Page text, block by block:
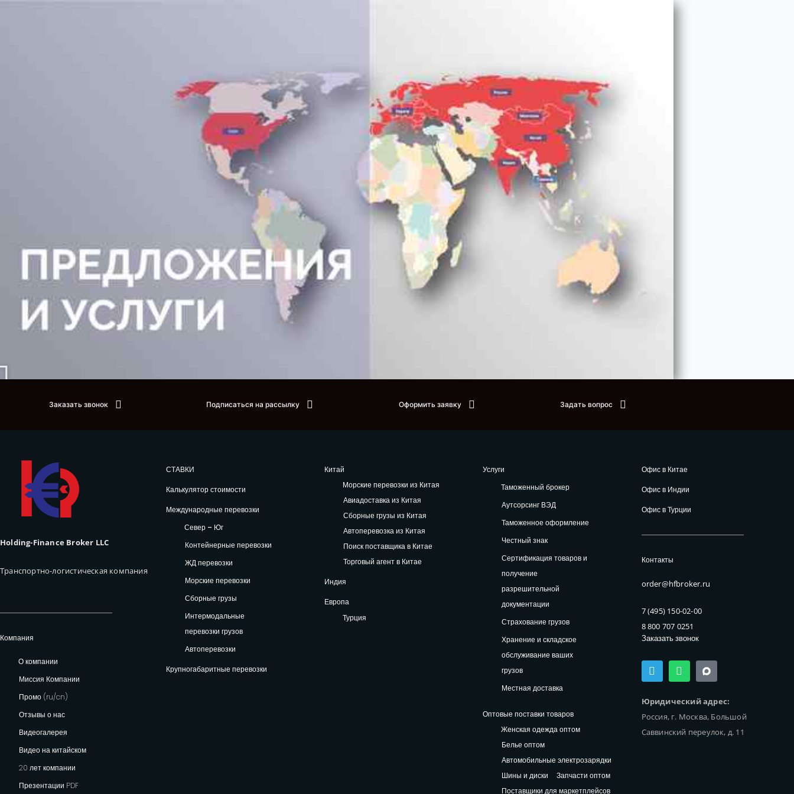
Заказать звонок Подписаться на рассылку Оформить заявку Задать вопрос
Holding-Finance Broker LLC
Транспортно-логистическая компания
Компания
О компании
Миссия Компании
Промо (ru/cn)
Отзывы о нас
Видеогалерея
Видео на китайском
20 лет компании
Презентации PDF
СТАВКИ
Калькулятор стоимости
Международные перевозки
Север – Юг
Контейнерные перевозки
ЖД перевозки
Морские перевозки
Сборные грузы
Интермодальные
перевозки грузов
Автоперевозки
Крупногабаритные перевозки
Китай
Морские перевозки из Китая
Авиадоставка из Китая
Сборные грузы из Китая
Автоперевозка из Китая
Поиск поставщика в Китае
Торговый агент в Китае
Индия
Европа
Турция
Услуги
Таможенный брокер
Аутсорсинг ВЭД
Таможенное оформление
Честный знак
Сертификация товаров и
получение
разрешительной
документации
Страхование грузов
Хранение и складское
обслуживание ваших
грузов
Местная доставка
Оптовые поставки товаров
Женская одежда оптом
Белье оптом
Автомобильные электрозарядки
Шины и диски
Запчасти оптом
Поставщики для маркетплейсов
Офис в Китае
Офис в Индии
Офис в Турции
Контакты
order@hfbroker.ru
7 (495) 150-02-00
8 800 707 0251
Заказать звонок
T
e
g
r
a
W
h
s
a
p
Юридический адрес:
Россия, г. Москва, Большой
Саввинский переулок, д. 11